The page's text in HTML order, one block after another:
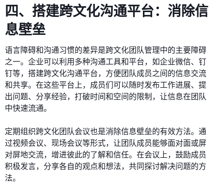
四、搭建跨文化沟通平台：消除信
息壁垒
语言障碍和沟通习惯的差异是跨文化团队管理中的主要障碍
之一。企业可以利用多种沟通工具和平台，如企业微信、钉
钉等，搭建跨文化沟通平台，方便团队成员之间的信息交流
和共享。在这些平台上，成员们可以随时发布工作进展、提
出问题、分享经验，打破时间和空间的限制，让信息在团队
中快速流通。
定期组织跨文化团队会议也是消除信息壁垒的有效方法。通
过视频会议、现场会议等形式，让团队成员能够面对面或屏
对屏地交流，增进彼此的了解和信任。在会议上，鼓励成员
积极发言，分享各自的观点和想法，共同探讨解决问题的方
法。